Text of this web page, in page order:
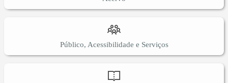
Público, Acessibilidade e Serviços